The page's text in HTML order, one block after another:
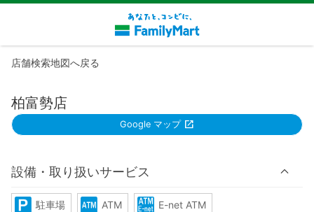
店舗検索地図へ戻る
柏富勢店
Google マップ
設備・取り扱いサービス
駐車場 ATM E-net ATM